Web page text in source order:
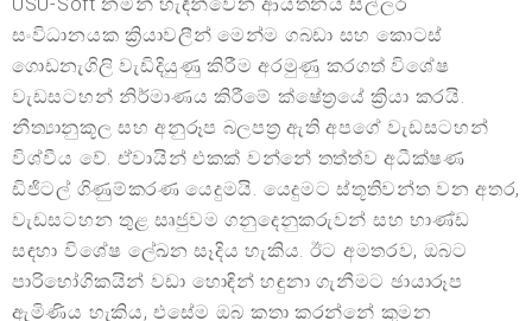
USU-Soft නමින් හැඳින්වෙන ආයතනය සිල්ලර
සංවිධානයක ක්‍රියාවලීන් මෙන්ම ගබඩා සහ කොටස්
ගොඩනැගිලි වැඩිදියුණු කිරීම අරමුණු කරගත් විශේෂ
වැඩසටහන් නිර්මාණය කිරීමේ ක්ෂේත්‍රයේ ක්‍රියා කරයි.
නීත්‍යානුකූල සහ අනුරූප බලපත්‍ර ඇති අපගේ වැඩසටහන්
විශ්වීය වේ. ඒවායින් එකක් වන්නේ තත්ත්ව අධීක්ෂණ
ඩිජිටල් ගිණුම්කරණ යෙදුමයි. යෙදුමට ස්තූතිවන්ත වන අතර,
වැඩසටහන තුළ සෘජුවම ගනුදෙනුකරුවන් සහ භාණ්ඩ
සඳහා විශේෂ ලේඛන සෑදිය හැකිය. ඊට අමතරව, ඔබට
පාරිභෝගිකයින් වඩා හොඳින් හඳුනා ගැනීමට ඡායාරූප
ඇමිණිය හැකිය, එසේම ඔබ කතා කරන්නේ කුමන